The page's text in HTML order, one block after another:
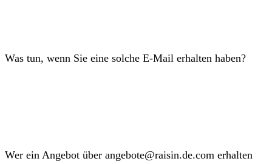
Was tun, wenn Sie eine solche E-Mail erhalten haben?
Wer ein Angebot über angebote@raisin.de.com erhalten